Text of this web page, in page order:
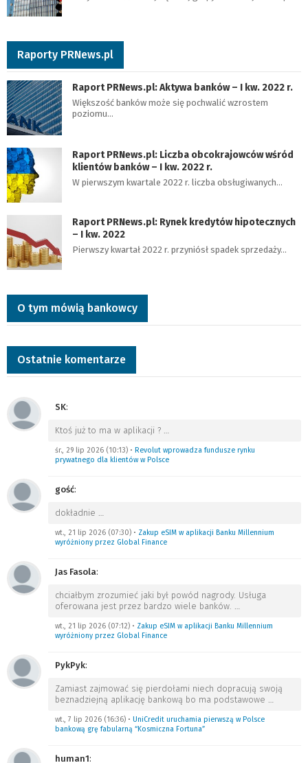
Raporty PRNews.pl
Raport PRNews.pl: Aktywa banków – I kw. 2022 r.
Większość banków może się pochwalić wzrostem
poziomu…
Raport PRNews.pl: Liczba obcokrajowców wśród
klientów banków – I kw. 2022 r.
W pierwszym kwartale 2022 r. liczba obsługiwanych…
Raport PRNews.pl: Rynek kredytów hipotecznych
– I kw. 2022
Pierwszy kwartał 2022 r. przyniósł spadek sprzedaży…
O tym mówią bankowcy
Ostatnie komentarze
SK:
Ktoś już to ma w aplikacji ? …
śr., 29 lip 2026 (10:13) • Revolut wprowadza fundusze rynku
prywatnego dla klientów w Polsce
gość:
dokładnie …
wt., 21 lip 2026 (07:30) • Zakup eSIM w aplikacji Banku Millennium
wyróżniony przez Global Finance
Jas Fasola:
chciałbym zrozumieć jaki był powód nagrody. Usługa
oferowana jest przez bardzo wiele banków. …
wt., 21 lip 2026 (07:12) • Zakup eSIM w aplikacji Banku Millennium
wyróżniony przez Global Finance
PykPyk:
Zamiast zajmować się pierdołami niech dopracują swoją
beznadziejną aplikację bankową bo ma podstawowe …
wt., 7 lip 2026 (16:36) • UniCredit uruchamia pierwszą w Polsce
bankową grę fabularną “Kosmiczna Fortuna”
human1: